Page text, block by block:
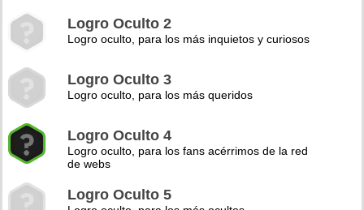
Logro Oculto 2
Logro oculto, para los más inquietos y curiosos
Logro Oculto 3
Logro oculto, para los más queridos
Logro Oculto 4
Logro oculto, para los fans acérrimos de la red
de webs
Logro Oculto 5